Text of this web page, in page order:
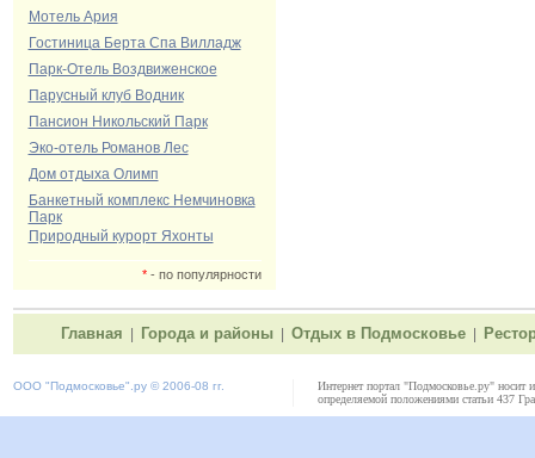
Мотель Ария
Гостиница Берта Спа Вилладж
Парк-Отель Воздвиженское
Парусный клуб Водник
Пансион Никольский Парк
Эко-отель Романов Лес
Дом отдыха Олимп
Банкетный комплекс Немчиновка
Парк
Природный курорт Яхонты
*- по популярности
Главная Города и районы Отдых в Подмосковье
ООО "Подмосковье" .ру © 2006-08 гг.
Интернет портал "Подмосковье.ру" носит
определяемой положениями статьи 437